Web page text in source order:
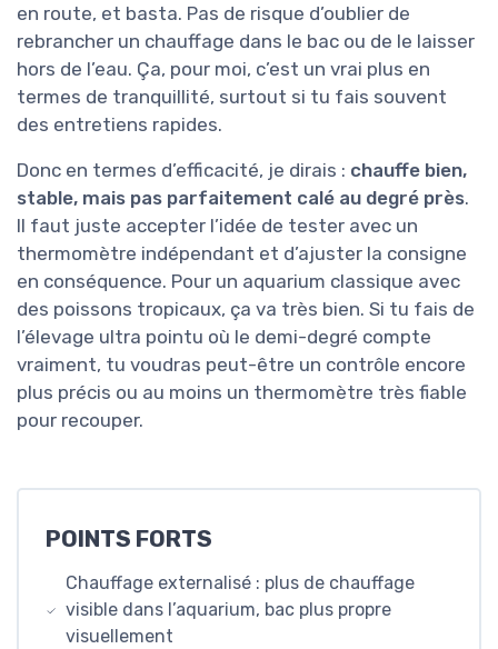
en route, et basta. Pas de risque d’oublier de
rebrancher un chauffage dans le bac ou de le laisser
hors de l’eau. Ça, pour moi, c’est un vrai plus en
termes de tranquillité, surtout si tu fais souvent
des entretiens rapides.
Donc en termes d’efficacité, je dirais : chauffe bien,
stable, mais pas parfaitement calé au degré près.
Il faut juste accepter l’idée de tester avec un
thermomètre indépendant et d’ajuster la consigne
en conséquence. Pour un aquarium classique avec
des poissons tropicaux, ça va très bien. Si tu fais de
l’élevage ultra pointu où le demi-degré compte
vraiment, tu voudras peut-être un contrôle encore
plus précis ou au moins un thermomètre très fiable
pour recouper.
POINTS FORTS
Chauffage externalisé : plus de chauffage
visible dans l’aquarium, bac plus propre
visuellement